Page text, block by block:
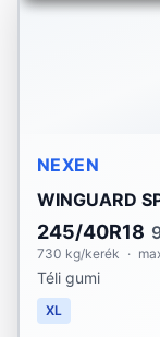
NEXEN
WINGUARD
245/40R18
730 kg/kerék ·
Téli gumi
XL